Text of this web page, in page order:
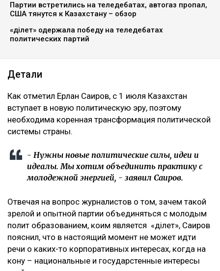
Партии встретились на теледебатах, автогаз пропал,
США тянутся к Казахстану – обзор
«Әділет» одержала победу на теледебатах
политических партий
Детали
Как отметил Ерлан Саиров, с 1 июля Казахстан
вступает в новую политическую эру, поэтому
необходима коренная трансформация политической
системы страны.
- Нужны новые политические силы, идеи и
идеалы. Мы хотим объединить практику с
молодежной энергией, - заявил Саиров.
Отвечая на вопрос журналистов о том, зачем такой
зрелой и опытной партии объединяться с молодым
полит образованием, коим является «Әділет», Саиров
пояснил, что в настоящий момент не может идти
речи о каких-то корпоративных интересах, когда на
кону – национальные и государстенные интересы